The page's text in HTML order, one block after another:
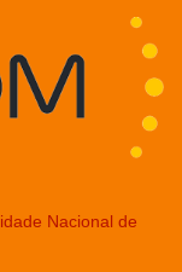
Nacional de